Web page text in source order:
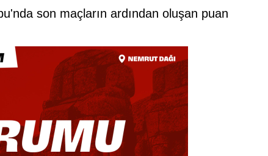
son maçların ardından oluşan puan